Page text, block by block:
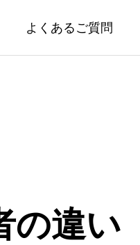
よくあるご質問
の違い